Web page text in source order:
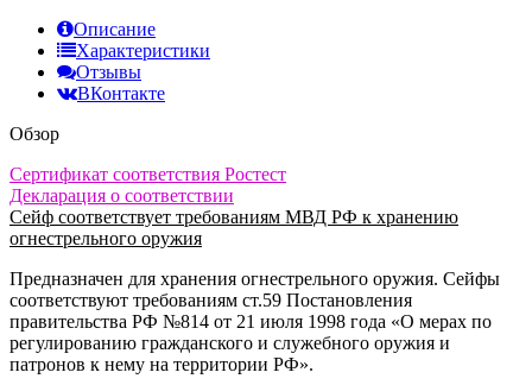
Описание
Характеристики
Отзывы
ВКонтакте
Обзор
Сертификат соответствия Ростест
Декларация о соответствии
Cейф соответствует требованиям МВД РФ к хранению
огнестрельного оружия
Предназначен для хранения огнестрельного оружия. Сейфы
соответствуют требованиям ст.59 Постановления
правительства РФ №814 от 21 июля 1998 года «О мерах по
регулированию гражданского и служебного оружия и
патронов к нему на территории РФ».